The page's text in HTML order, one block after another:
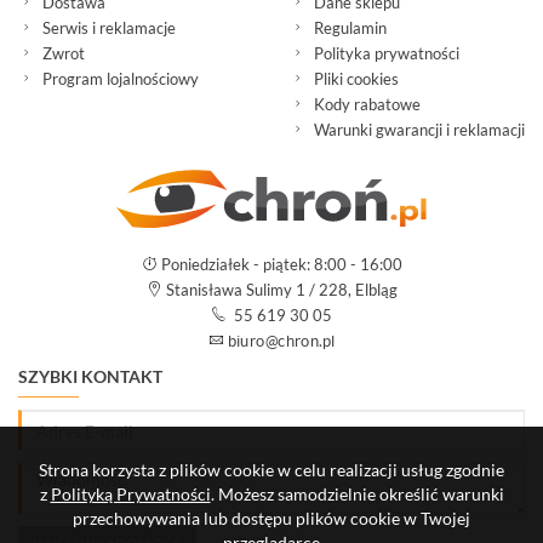
Serwis i reklamacje
Zwrot
Program lojalnościowy
Regulamin
Polityka prywatności
Pliki cookies
Kody rabatowe
Warunki gwarancji i reklamacji
Poniedziałek - piątek: 8:00 - 16:00
Stanisława Sulimy 1 / 228, Elbląg
55 619 30 05
SZYBKI KONTAKT
Strona korzysta z plików cookie w celu realizacji usług zgodnie
z Polityką Prywatności. Możesz samodzielnie określić warunki
przechowywania lub dostępu plików cookie w Twojej